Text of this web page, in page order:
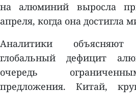
на алюминий выросла
апреля, когда она достигла
Аналитики объясняют
глобальный дефицит
очередь
предложения. Китай,